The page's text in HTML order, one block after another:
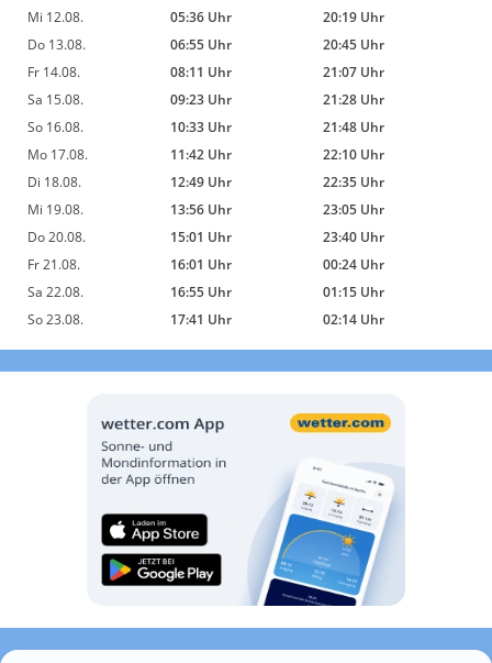
Mi 12.08.
05:36 Uhr
20:19 Uhr
Do 13.08.
06:55 Uhr
20:45 Uhr
Fr 14.08.
08:11 Uhr
21:07 Uhr
Sa 15.08.
09:23 Uhr
21:28 Uhr
So 16.08.
10:33 Uhr
21:48 Uhr
Mo 17.08.
11:42 Uhr
22:10 Uhr
Di 18.08.
12:49 Uhr
22:35 Uhr
Mi 19.08.
13:56 Uhr
23:05 Uhr
Do 20.08.
15:01 Uhr
23:40 Uhr
Fr 21.08.
16:01 Uhr
00:24 Uhr
Sa 22.08.
16:55 Uhr
01:15 Uhr
So 23.08.
17:41 Uhr 02:14 Uhr